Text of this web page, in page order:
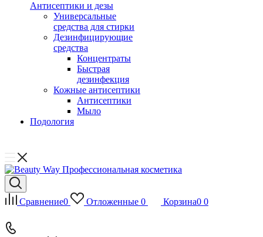
Антисептики и дезы
Универсальные
средства для стирки
Дезинфицирующие
средства
Концентраты
Быстрая
дезинфекция
Кожные антисептики
Антисептики
Мыло
Подология
Сравнение0 Отложенные 0 Корзина0 0